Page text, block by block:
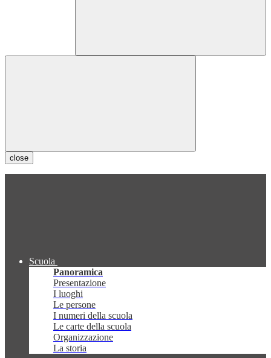
close
Scuola
Panoramica
Presentazione
I luoghi
Le persone
I numeri della scuola
Le carte della scuola
Organizzazione
La storia